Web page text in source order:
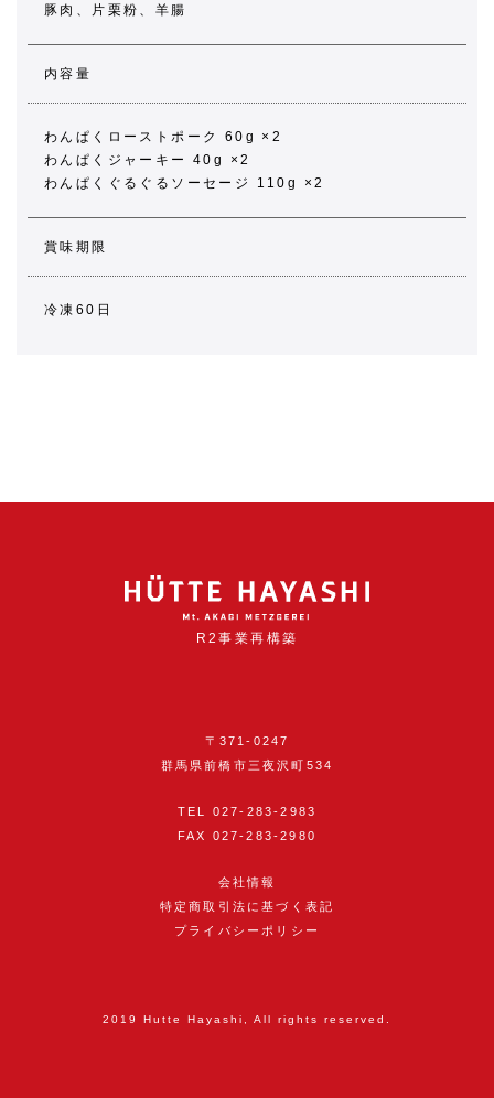
豚肉、片栗粉、羊腸
内容量
わんぱくローストポーク 60g ×2
わんぱくジャーキー 40g ×2
わんぱくぐるぐるソーセージ 110g ×2
賞味期限
冷凍60日
R2事業再構築
〒371-0247
群馬県前橋市三夜沢町534
TEL 027-283-2983
FAX 027-283-2980
会社情報
特定商取引法に基づく表記
プライバシーポリシー
2019 Hutte Hayashi, All rights reserved.